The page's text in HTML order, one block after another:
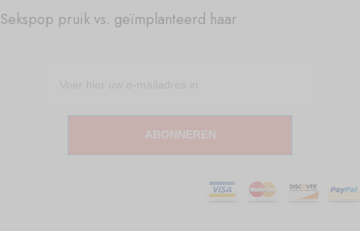
Sekspop pruik vs. geïmplanteerd haar
ABONNEREN